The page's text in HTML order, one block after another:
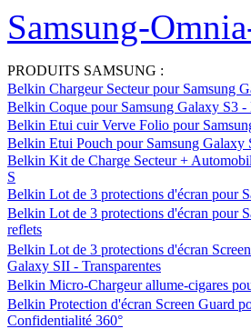
Samsung-
PRODUITS SAMSUNG :
Belkin Chargeur Secteur pour Samsung
Belkin Coque pour Samsung Galaxy S3
Belkin Etui cuir Verve Folio pour
Belkin Etui Pouch pour Samsung Galaxy
Belkin Kit de Charge Secteur +
S
Belkin Lot de 3 protections d'écran pour
Belkin Lot de 3 protections d'écran pour
reflets
Belkin Lot de 3 protections d'écran
Galaxy SII - Transparentes
Belkin Micro-Chargeur allume-cigares
Belkin Protection d'écran Screen Guard
Confidentialité 360°